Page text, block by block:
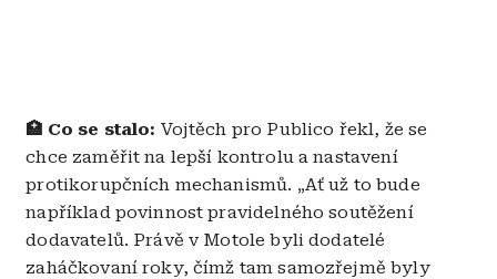
🏥 Co se stalo: Vojtěch pro Publico řekl, že se
chce zaměřit na lepší kontrolu a nastavení
protikorupčních mechanismů. „Ať už to bude
například povinnost pravidelného soutěžení
dodavatelů. Právě v Motole byli dodatelé
zaháčkovaní roky, čímž tam samozřejmě byly